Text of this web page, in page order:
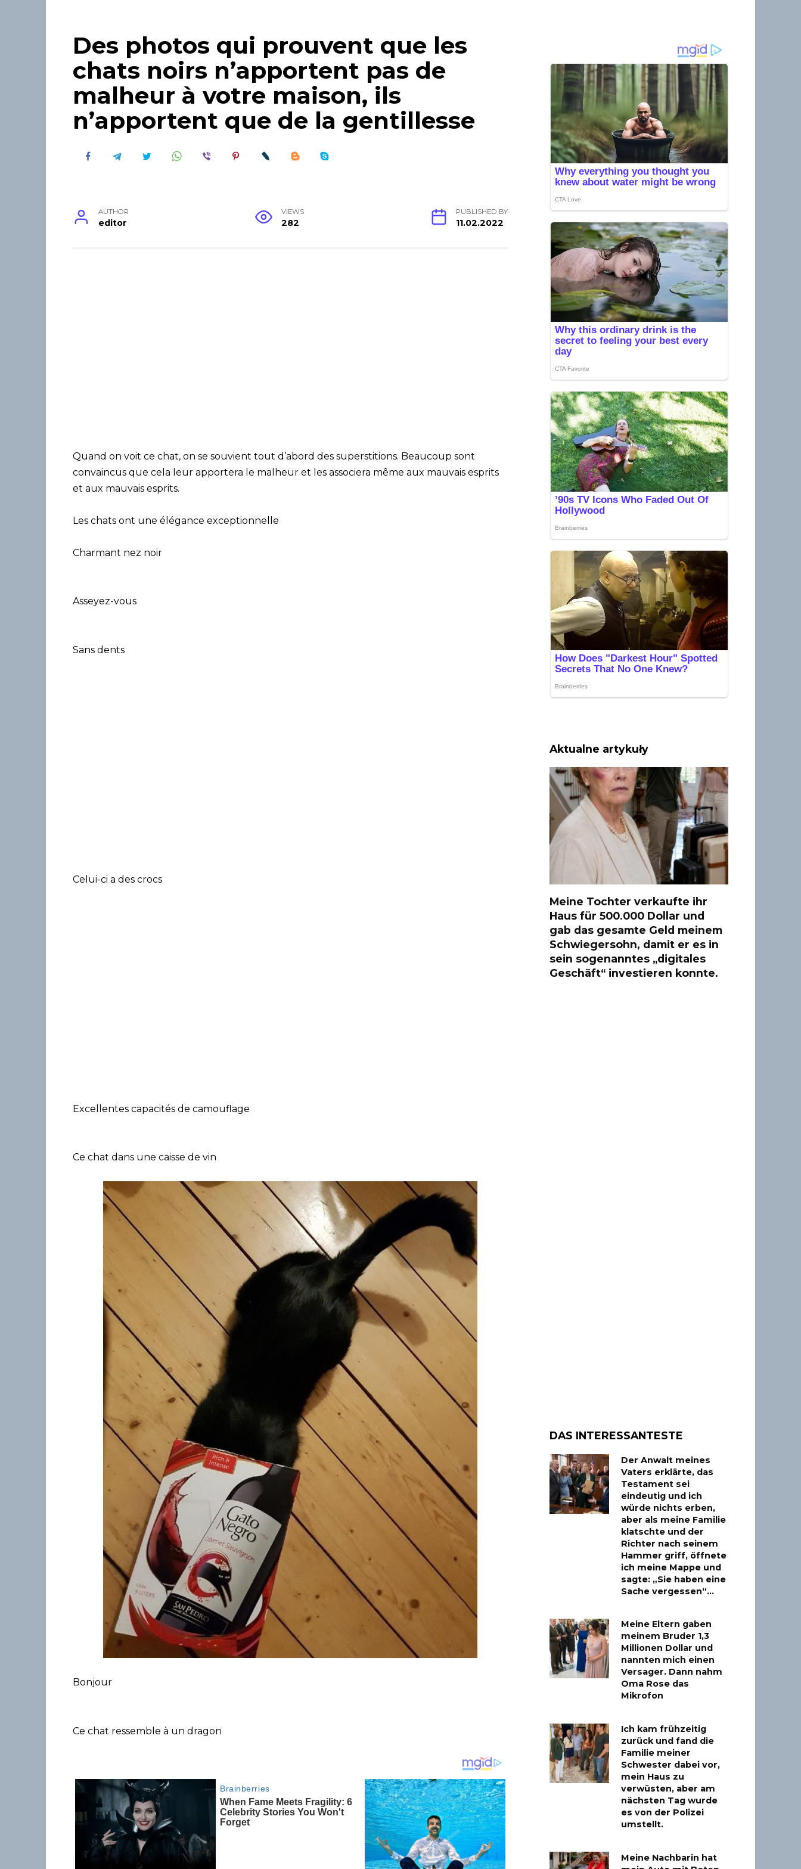
Des photos qui prouvent que les
chats noirs n’apportent pas de
malheur à votre maison, ils
n’apportent que de la gentillesse
AUTHOR
editor
VIEWS
282
PUBLISHED BY
11.02.2022
Quand on voit ce chat, on se souvient tout d’abord des superstitions. Beaucoup sont
convaincus que cela leur apportera le malheur et les associera même aux mauvais esprits
et aux mauvais esprits.
Les chats ont une élégance exceptionnelle
Charmant nez noir
Asseyez-vous
Sans dents
Celui-ci a des crocs
Excellentes capacités de camouflage
Ce chat dans une caisse de vin
Bonjour
Ce chat ressemble à un dragon
Aktualne artykuły
Meine Tochter verkaufte ihr
Haus für 500.000 Dollar und
gab das gesamte Geld meinem
Schwiegersohn, damit er es in
sein sogenanntes „digitales
Geschäft“ investieren konnte.
DAS INTERESSANTESTE
Der Anwalt meines
Vaters erklärte, das
Testament sei
eindeutig und ich
würde nichts erben,
aber als meine Familie
klatschte und der
Richter nach seinem
Hammer griff, öffnete
ich meine Mappe und
sagte: „Sie haben eine
Sache vergessen“…
Meine Eltern gaben
meinem Bruder 1,3
Millionen Dollar und
nannten mich einen
Versager. Dann nahm
Oma Rose das
Mikrofon
Ich kam frühzeitig
zurück und fand die
Familie meiner
Schwester dabei vor,
mein Haus zu
verwüsten, aber am
nächsten Tag wurde
es von der Polizei
umstellt.
Meine Nachbarin hat